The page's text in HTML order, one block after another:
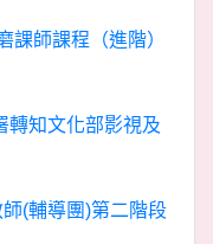
課師課程（進階）
轉知文化部影視及
(輔導團)第二階段